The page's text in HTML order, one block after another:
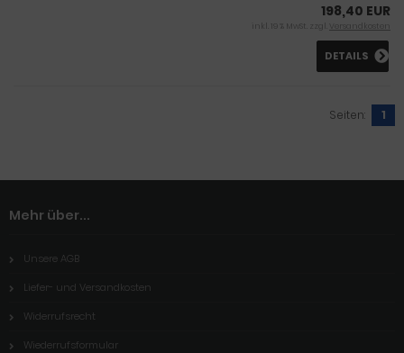
198,40 EUR
inkl. 19 % MwSt. zzgl. Versandkosten
DETAILS
Seiten: 1
Mehr über...
Unsere AGB
Liefer- und Versandkosten
Widerrufsrecht
Wiederrufsformular